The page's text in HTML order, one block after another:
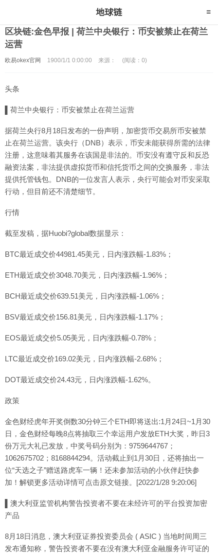
区块链:金色早报 | 荷兰中央银行：币安被禁止在荷兰
运营
欧易okex官网 1900/1/1 0:00:00 来源： (阅读：0)
头条
▌荷兰中央银行：币安被禁止在荷兰运营
据荷兰央行8月18日发布的一份声明，加密货币交易所币安被禁
止在荷兰运营。该央行（DNB）表示，币安未能获得所需的法律
注册，这意味着其服务在该国是非法的。币安没有遵守反和反恐
融资法案，非法提供虚拟货币和信托货币之间的交换服务，非法
提供托管钱包。DNB的一位发言人表示，央行可能会对币安采取
行动，但目前还不清楚细节。
行情
截至发稿，据Huobi?global数据显示：
BTC最近成交价44981.45美元，日内涨跌幅-1.83%；
ETH最近成交价3048.70美元，日内涨跌幅-1.96%；
BCH最近成交价639.51美元，日内涨跌幅-1.06%；
BSV最近成交价156.81美元，日内涨跌幅-1.17%；
EOS最近成交价5.05美元，日内涨跌幅-0.78%；
LTC最近成交价169.02美元，日内涨跌幅-2.68%；
DOT最近成交价24.43元，日内涨跌幅-1.62%。
政策
金色财经虎年开奖倒数30分钟三个ETH即将送出:1月24日~1月30
日，金色财经每晚8点将抽取三个幸运用户发放ETH大奖，昨日3
份万元大礼已发放，中奖号码分别为：9759644767；
1062675702；8168844294。活动截止到1月30日，还将抽出一
位“天选之子”赠送路虎车一辆！还未参加活动的小伙伴赶快参
加！解锁更多活动详情可点击原文链接。[2022/1/28 9:20:06]
▌澳大利亚监管机构警告投资者不要在未经许可的平台投资加密
产品
8月18日消息，澳大利亚证券投资委员会 ( ASIC ) 当地时间周三
发布通知称，警告投资者不要在没有澳大利亚金融服务许可证的